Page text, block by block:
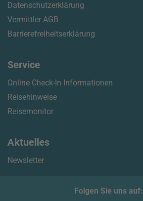
Datenschutzerklärung
Vermittler AGB
Barrierefreiheitserklärung
Service
Online Check-In Informationen
Reisehinweise
Reisemonitor
Aktuelles
Newsletter
Folgen Sie uns auf: